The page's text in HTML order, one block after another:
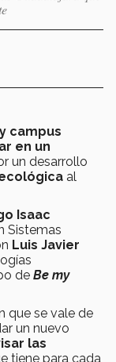
campus
en un
un desarrollo
al
Isaac
Sistemas
Luis Javier
de Be my
que se vale de
un nuevo
las
tiene para cada